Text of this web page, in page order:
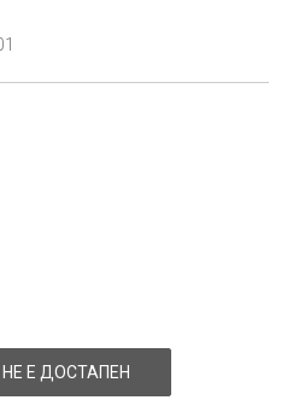
Е ДОСТАПЕН